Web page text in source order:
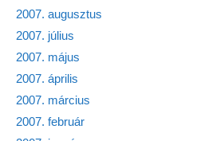
2007. augusztus
2007. július
2007. május
2007. április
2007. március
2007. február